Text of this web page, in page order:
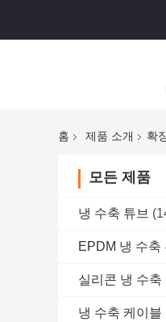
홈 제품 소개 확
모든 제품
냉 수축 튜브
EPDM 냉 수축
실리콘 냉 수축
냉 수축 케이블